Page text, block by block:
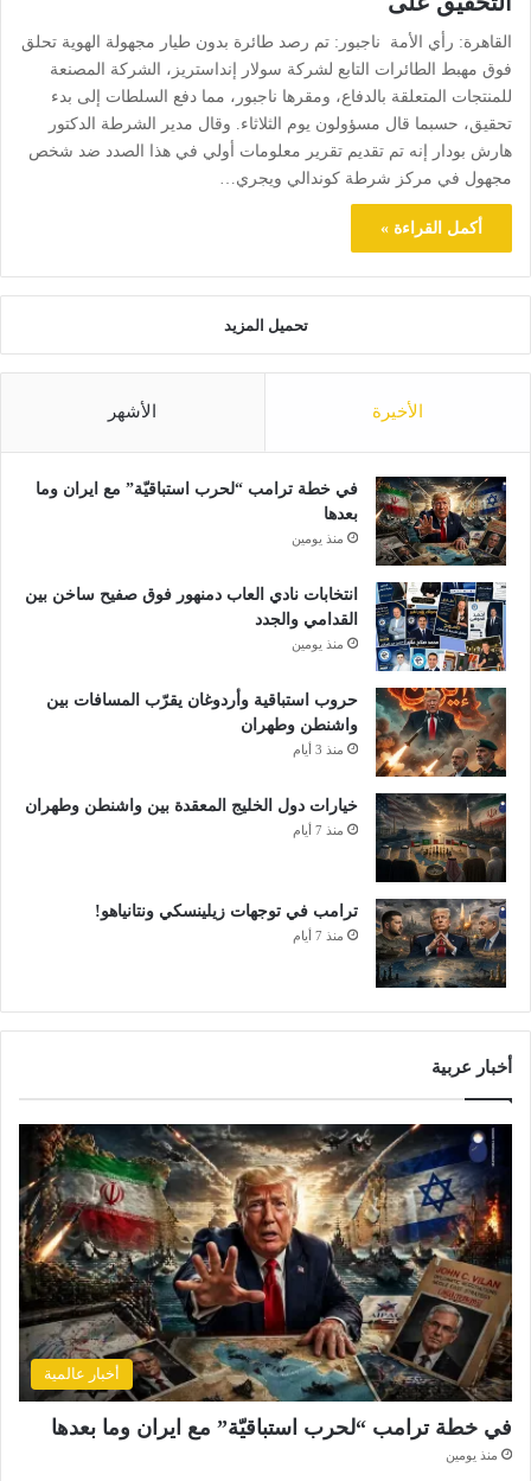
القاهرة: رأي الأمة ناجبور: تم رصد طائرة بدون طيار مجهولة الهوية تحلق
فوق مهبط الطائرات التابع لشركة سولار إنداستريز، الشركة المصنعة
للمنتجات المتعلقة بالدفاع، ومقرها ناجبور، مما دفع السلطات إلى بدء
تحقيق، حسبما قال مسؤولون يوم الثلاثاء. وقال مدير الشرطة الدكتور
هارش بودار إنه تم تقديم تقرير معلومات أولي في هذا الصدد ضد شخص
مجهول في مركز شرطة كوندالي ويجري…
أكمل القراءة »
تحميل المزيد
الأخيرة الأشهر
في خطة ترامب “لحرب استباقيّة” مع ايران وما
بعدها
منذ يومين
انتخابات نادي العاب دمنهور فوق صفيح ساخن بين
القدامي والجدد
منذ يومين
حروب استباقية وأردوغان يقرّب المسافات بين
واشنطن وطهران
منذ 3 أيام
خيارات دول الخليج المعقدة بين واشنطن وطهران
منذ 7 أيام
ترامب في توجهات زيلينسكي ونتانياهو!
منذ 7 أيام
أخبار عربية
أخبار عالمية
في خطة ترامب “لحرب استباقيّة” مع ايران وما بعدها
منذ يومين